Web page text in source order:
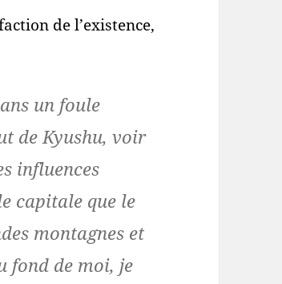
de l’existence,
un foule
de Kyushu, voir
influences
capitale que le
montagnes et
fond de moi, je